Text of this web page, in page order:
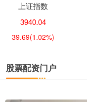
上证指数
3940.04
39.69(1.02%)
股票配资门户